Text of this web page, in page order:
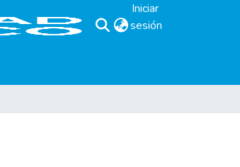
Iniciar
sesión